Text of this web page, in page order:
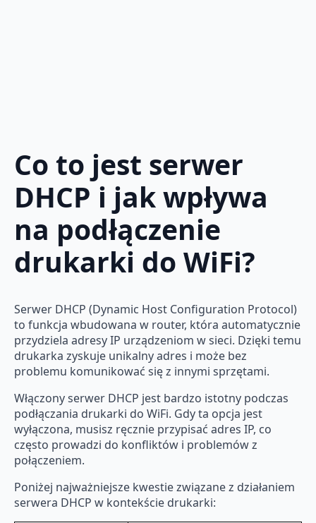
Co to jest serwer
DHCP i jak wpływa
na podłączenie
drukarki do WiFi?
Serwer DHCP (Dynamic Host Configuration Protocol)
to funkcja wbudowana w router, która automatycznie
przydziela adresy IP urządzeniom w sieci. Dzięki temu
drukarka zyskuje unikalny adres i może bez
problemu komunikować się z innymi sprzętami.
Włączony serwer DHCP jest bardzo istotny podczas
podłączania drukarki do WiFi. Gdy ta opcja jest
wyłączona, musisz ręcznie przypisać adres IP, co
często prowadzi do konfliktów i problemów z
połączeniem.
Poniżej najważniejsze kwestie związane z działaniem
serwera DHCP w kontekście drukarki: